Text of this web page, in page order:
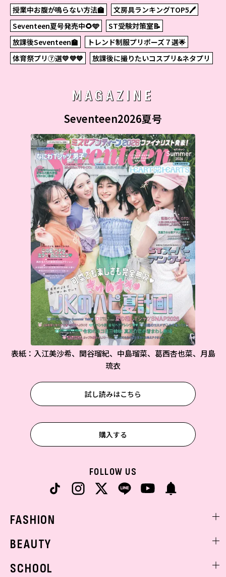
授業中お腹が鳴らない方法🏫
文房具ランキングTOP5🖊
Seventeen夏号発売中🌻🩵
ST受験対策室📝
放課後Seventeen🏫
トレンド制服プリポーズ７選🌟
体育祭プリ⑦選💛💜💙
放課後に撮りたいコスプリ&ネタプリ
MAGAZINE
Seventeen2026夏号
表紙：入江美沙希、関谷瑠紀、中島瑠菜、葛西杏也菜、月島
琉衣
試し読みはこちら
購入する
FOLLOW US
FASHION
着回し
BEAUTY
SCHOOL